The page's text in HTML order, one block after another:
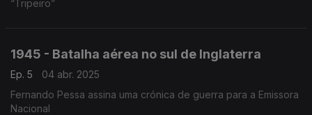
“Tripeiro”
1945 - Batalha aérea no sul de Inglaterra
Ep. 5
04 abr. 2025
Fernando Pessa assina uma crónica de guerra para a Emissora
Nacional